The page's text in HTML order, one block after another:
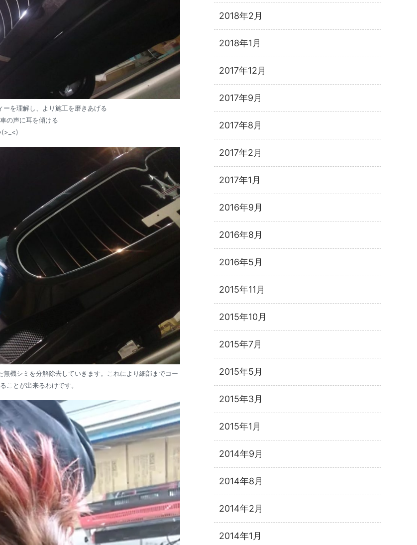
を理解し、より施工を磨きあげる
の声に耳を傾ける
(>_<)
機シミを分解除去していきます。これにより細部までコー
ことが出来るわけです。
2018年2月
2018年1月
2017年12月
2017年9月
2017年8月
2017年2月
2017年1月
2016年9月
2016年8月
2016年5月
2015年11月
2015年10月
2015年7月
2015年5月
2015年3月
2015年1月
2014年9月
2014年8月
2014年2月
2014年1月